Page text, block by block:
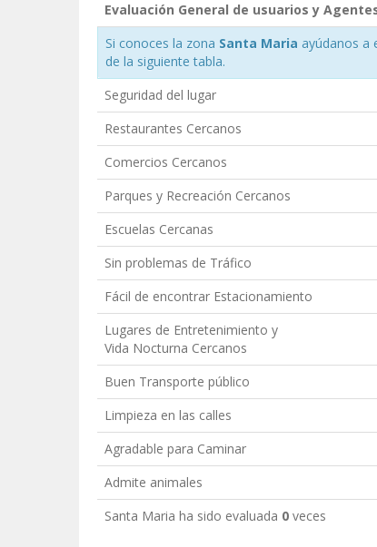
Evaluación General de usuarios y
Si conoces la zona Santa Maria ayúdanos a
de la siguiente tabla.
Seguridad del lugar
Restaurantes Cercanos
Comercios Cercanos
Parques y Recreación Cercanos
Escuelas Cercanas
Sin problemas de Tráfico
Fácil de encontrar Estacionamiento
Lugares de Entretenimiento y
Vida Nocturna Cercanos
Buen Transporte público
Limpieza en las calles
Agradable para Caminar
Admite animales
Santa Maria ha sido evaluada 0 veces